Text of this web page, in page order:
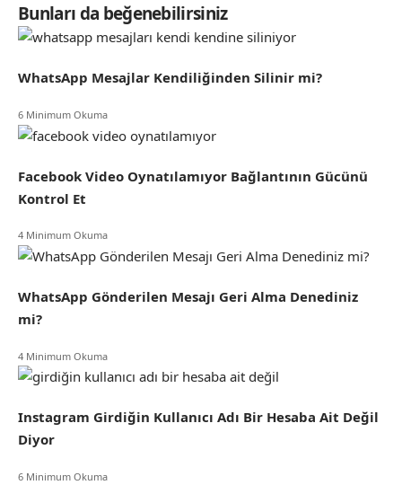
Bunları da beğenebilirsiniz
WhatsApp Mesajlar Kendiliğinden Silinir mi?
6 Minimum Okuma
Facebook Video Oynatılamıyor Bağlantının Gücünü
Kontrol Et
4 Minimum Okuma
WhatsApp Gönderilen Mesajı Geri Alma Denediniz
mi?
4 Minimum Okuma
Instagram Girdiğin Kullanıcı Adı Bir Hesaba Ait Değil
Diyor
6 Minimum Okuma